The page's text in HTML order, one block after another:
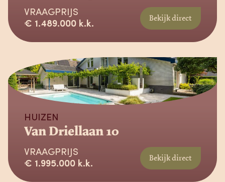
VRAAGPRIJS
€ 1.489.000 k.k.
Bekijk direct
Beschikbaar
HUIZEN
Van Driellaan 10
VRAAGPRIJS
€ 1.995.000 k.k.
Bekijk direct